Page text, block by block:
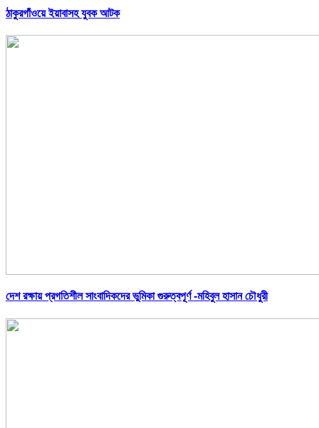
ঠাকুরগাঁওয়ে ইয়াবাসহ যুবক আটক
দেশ রক্ষায় প্রগতিশীল সাংবাদিকদের ভুমিকা গুরুত্বপূর্ণ -মহিবুল হাসান চৌধুরী